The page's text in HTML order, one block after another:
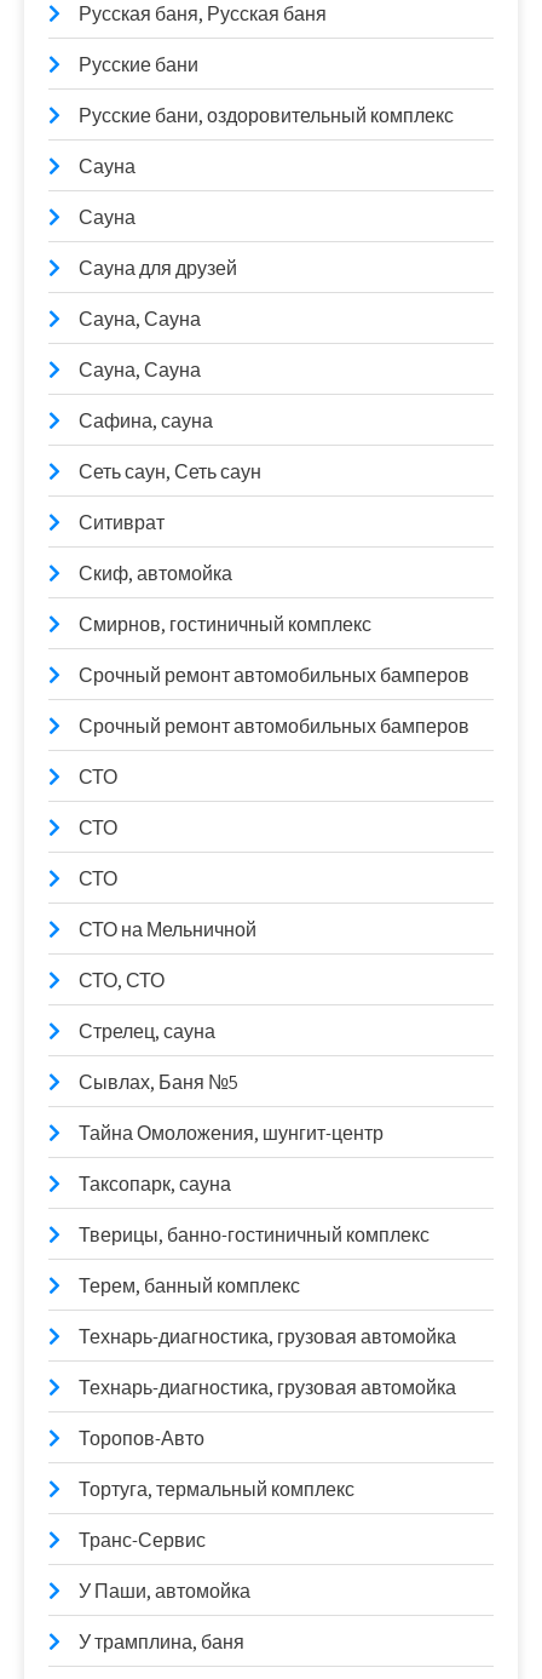
Русская баня, Русская баня
Русские бани
Русские бани, оздоровительный комплекс
Сауна
Сауна
Сауна для друзей
Сауна, Сауна
Сауна, Сауна
Сафина, сауна
Сеть саун, Сеть саун
Ситиврат
Скиф, автомойка
Смирнов, гостиничный комплекс
Срочный ремонт автомобильных бамперов
Срочный ремонт автомобильных бамперов
СТО
СТО
СТО
СТО на Мельничной
СТО, СТО
Стрелец, сауна
Сывлах, Баня №5
Тайна Омоложения, шунгит-центр
Таксопарк, сауна
Тверицы, банно-гостиничный комплекс
Терем, банный комплекс
Технарь-диагностика, грузовая автомойка
Технарь-диагностика, грузовая автомойка
Торопов-Авто
Тортуга, термальный комплекс
Транс-Сервис
У Паши, автомойка
У трамплина, баня